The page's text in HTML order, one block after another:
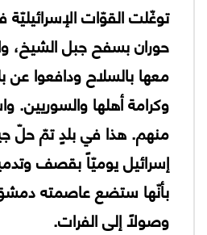
توغّلت القوّات
حوران بسفح جبل الشيخ،
معها بالسلاح ودافعوا عن
وكرامة أهلها
منهم. هذا في بلدٍ تمّ حلّ
إسرائيل يوميّاً بقصف
بأنّها ستضع عاصمته
وصولاً إلى الفرات.